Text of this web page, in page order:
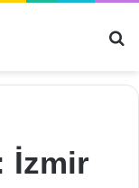
İzmir